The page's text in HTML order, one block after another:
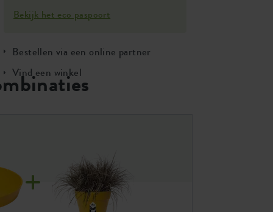
Bekijk het eco paspoort
Bestellen via een online partner
Vind een winkel